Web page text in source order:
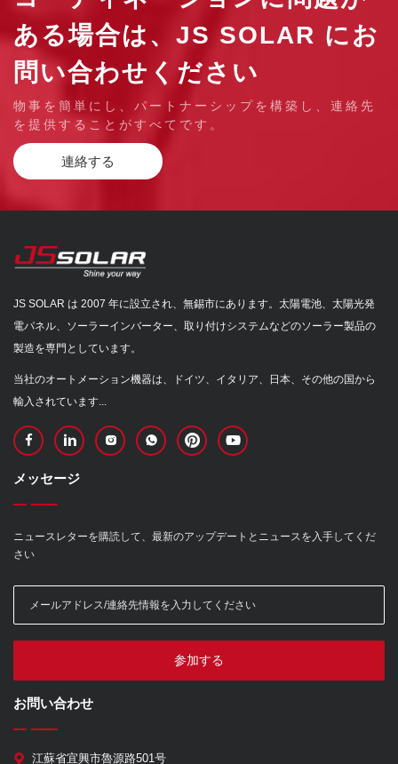
ある場合は、JS SOLAR にお
問い合わせください
物事を簡単にし、パートナーシップを構築し、連絡先
を提供することがすべてです。
連絡する
JS SOLAR は 2007 年に設立され、無錫市にあります。太陽電池、太陽光発
電パネル、ソーラーインバーター、取り付けシステムなどのソーラー製品の
製造を専門としています。
当社のオートメーション機器は、ドイツ、イタリア、日本、その他の国から
輸入されています...
メッセージ
ニュースレターを購読して、最新のアップデートとニュースを入手してくだ
さい
参加する
お問い合わせ
江蘇省宜興市魯源路501号